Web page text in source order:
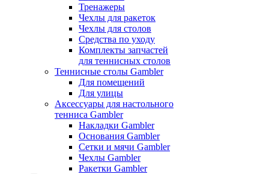
Тренажеры
Чехлы для ракеток
Чехлы для столов
Средства по уходу
Комплекты запчастей
для теннисных столов
Теннисные столы Gambler
Для помещений
Для улицы
Аксессуары для настольного
тенниса Gambler
Накладки Gambler
Основания Gambler
Сетки и мячи Gambler
Чехлы Gambler
Ракетки Gambler